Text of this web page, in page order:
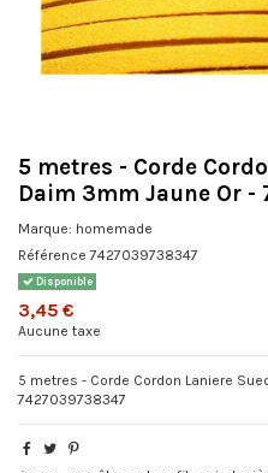
5 metres - Corde
Daim 3mm Jaune Or -
Marque: homemade
Référence 7427039738347
Disponible
3,45 €
Aucune taxe
5 metres - Corde Cordon Laniere
7427039738347